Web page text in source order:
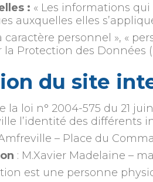
: « Les informations
auxquelles elles
caractère personnel », «
Protection des Données
du site
la loi n° 2004-575 du 21
l’identité des différents
– Place du
: M.Xavier Madelaine –
est une personne